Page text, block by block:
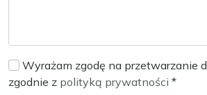
Wyrażam zgodę na przetwarzanie
zgodnie z polityką prywatności *